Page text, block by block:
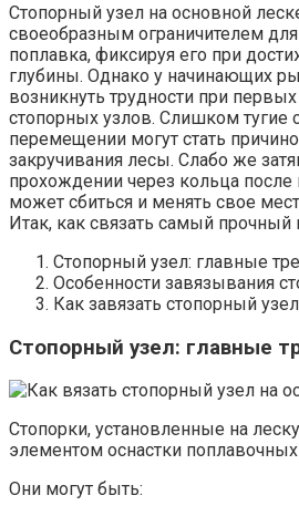
Стопорный узел на основной
своеобразным ограничителем
поплавка, фиксируя его при
глубины. Однако у начинающих
возникнуть трудности при
стопорных узлов. Слишком тугие
перемещении могут стать
закручивания лесы. Слабо же
прохождении через кольца после
может сбиться и менять свое
Итак, как связать самый прочный
Стопорный узел: главные
Особенности завязывания
Как завязать стопорный
Стопорный узел: главные
Стопорки, установленные на
элементом оснастки
Они могут быть: